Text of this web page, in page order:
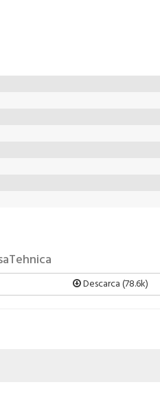
Descarca (78.6k)